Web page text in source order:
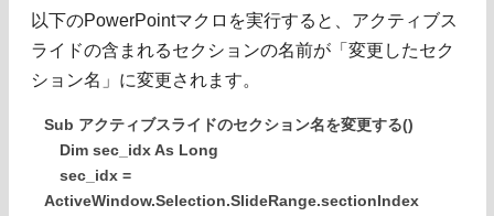
以下のPowerPointマクロを実行すると、アクティブス
ライドの含まれるセクションの名前が「変更したセク
ション名」に変更されます。
Sub アクティブスライドのセクション名を変更する()
Dim sec_idx As Long
sec_idx =
ActiveWindow.Selection.SlideRange.sectionIndex